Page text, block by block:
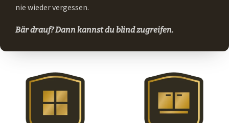
nie wieder vergessen.
Bär drauf? Dann kannst du blind zugreifen.